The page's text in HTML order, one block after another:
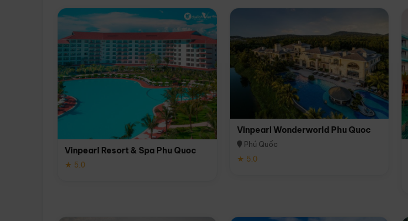
Vinpearl Resort & Spa Phu Quoc
★ 5.0
Vinpearl Wonderworld Phu Quoc
Phú Quốc
★ 5.0